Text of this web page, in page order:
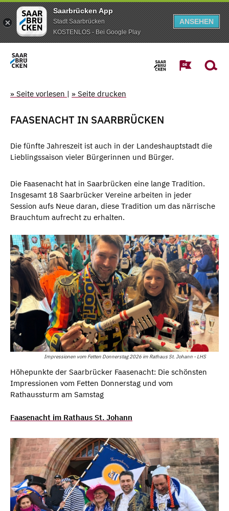
Saarbrücken App
Stadt Saarbrücken
KOSTENLOS - Bei Google Play
ANSEHEN
» Seite vorlesen | » Seite drucken
FAASENACHT IN SAARBRÜCKEN
Die fünfte Jahreszeit ist auch in der Landeshauptstadt die
Lieblingssaison vieler Bürgerinnen und Bürger.
Die Faasenacht hat in Saarbrücken eine lange Tradition.
Insgesamt 18 Saarbrücker Vereine arbeiten in jeder
Session aufs Neue daran, diese Tradition um das närrische
Brauchtum aufrecht zu erhalten.
Impressionen vom Fetten Donnerstag 2026 im Rathaus St. Johann - LHS
Höhepunkte der Saarbrücker Faasenacht: Die schönsten
Impressionen vom Fetten Donnerstag und vom
Rathaussturm am Samstag
Faasenacht im Rathaus St. Johann